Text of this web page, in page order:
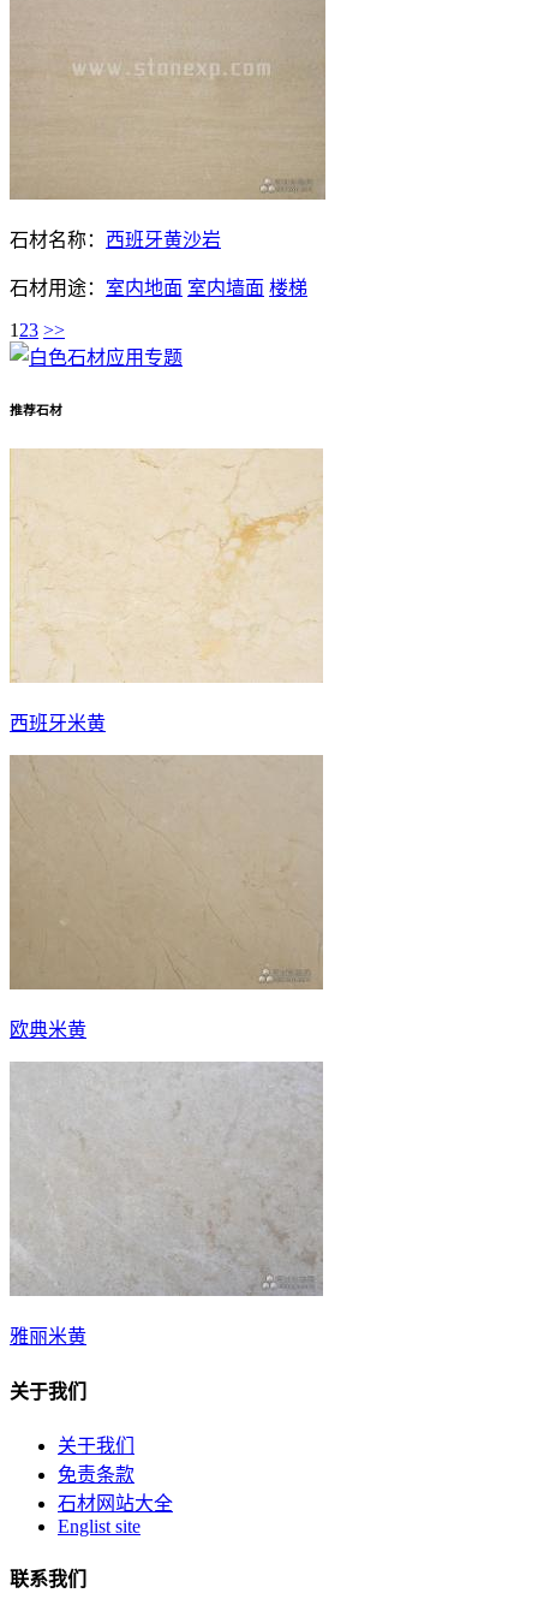
石材名称： 西班牙黄沙岩
石材用途： 室内地面 室内墙面 楼梯
1 23 >>
推荐石材
西班牙米黄
欧典米黄
雅丽米黄
关于我们
关于我们
免责条款
石材网站大全
Englist site
联系我们